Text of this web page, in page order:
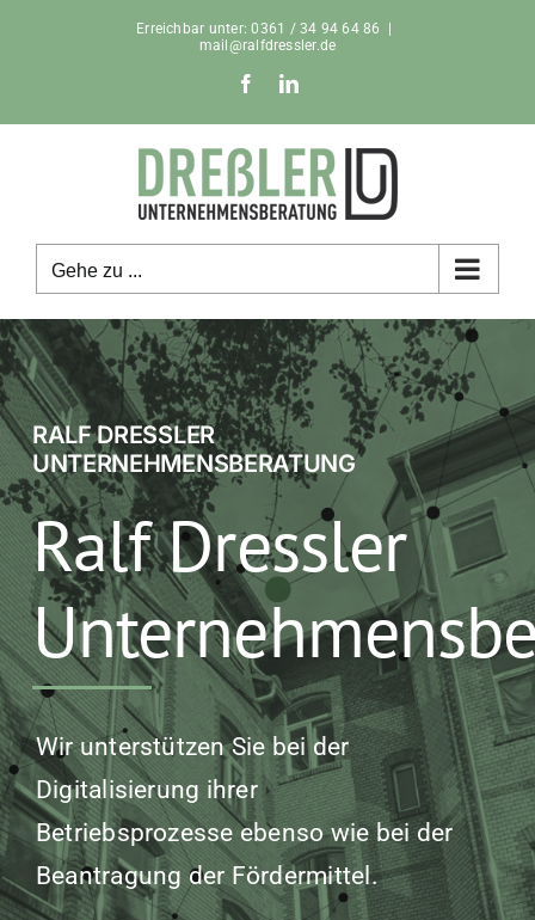
Erreichbar unter: 0361 / 34 94 64 86
mail@ralfdressler.de
FacebookLinkedIn
Gehe zu ...
RALF DRESSLER U
NTERNEHMENSBERATUNG
Ralf Dressler
Wir unterstützen Sie bei der
Digitalisierung ihrer
Betriebsprozesse ebenso wie bei der
Beantragung der Fördermittel.